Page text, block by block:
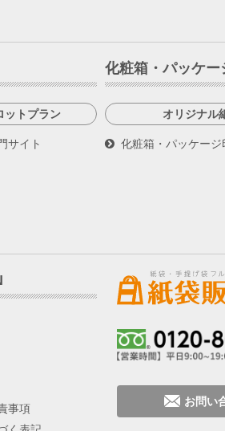
ットプラン
サイト
化粧箱・パッケー
オリジナル
化粧箱・パッケージ
事項
お問い